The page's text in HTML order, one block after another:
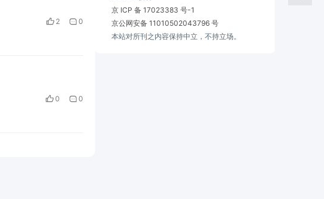
2 0
0 0
京 ICP 备 17023383 号-1
京公网安备 11010502043796 号
本站对所刊之内容保持中立，不持立场。